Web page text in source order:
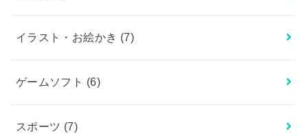
イラスト・お絵かき (7)
ゲームソフト (6)
スポーツ (7)